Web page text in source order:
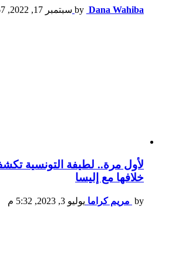
by Dana Wahiba سبتمبر 17, 2022, 8:57 م
لأول مرة.. لطيفة التونسية
خلافها مع إليسا
by مريم كراما يوليو 3, 2023, 5:32 م